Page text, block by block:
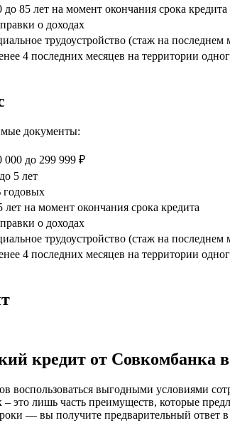
до 85 лет на момент окончания срока кредита
о доходах
трудоустройство (стаж на последнем
4 последних месяцев на территории
документы:
000 до 299 999 ₽
5 лет
годовых
лет на момент окончания срока кредита
о доходах
трудоустройство (стаж на последнем
4 последних месяцев на территории
кредит от Совкомбанка
воспользоваться выгодными условиями
это лишь часть преимуществ, которые
— вы получите предварительный ответ в